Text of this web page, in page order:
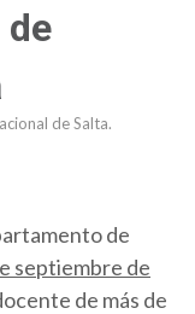
de Salta.
de
septiembre de
de más de